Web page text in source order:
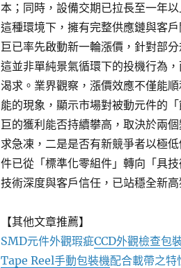
本；同時，設備交期已拉長至一年
這種環境下，擁有完整供應鏈與客
巨已率先啟動新一輪漲價，針對部
這並非單純景氣循環下的投機行為
渴求。業界觀察，漲價效應不僅能
能的現象，顯示市場對被動元件的
巨的獲利能否持續攀高，取決於兩
求急凍，二是是否有新競爭者以極
件已從「標準化零組件」轉向「具
技術深度與客戶信任，已站穩全新
【其他文章推薦】
SMD元件外觀瑕疵CCD外觀檢查包
Tape Reel手動包裝機配合載帶之特